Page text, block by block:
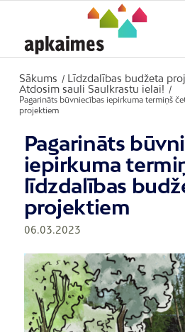
Sākums / Līdzdalības budžeta
Atdosim sauli Saulkrastu ielai!
/
Pagarināts būvniecības iepirkuma termiņš
projektiem
Pagarināts
iepirkuma
līdzdalības
projektiem
06.03.2023